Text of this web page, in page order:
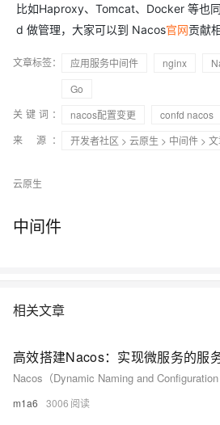
比如Haproxy、Tomcat、Docker 等也
d 做管理，大家可以到 Nacos官网贡献
文章标签： 应用服务中间件 nginx
Go
关键词：
nacos配置变更
confd nacos
来 源：
开发者社区 > 云原生 > 中间件 >
云原生
中间件
相关文章
m1a6 3006